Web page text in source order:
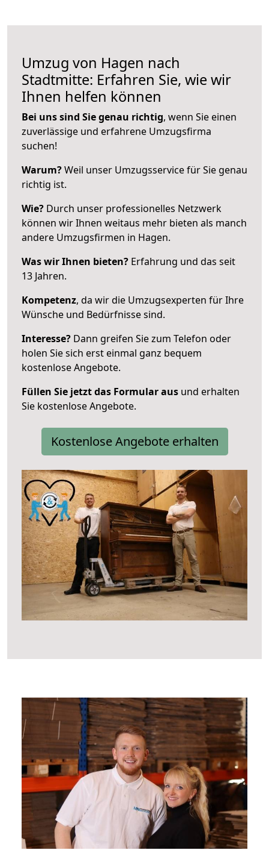
Umzug von Hagen nach
Stadtmitte: Erfahren Sie, wie wir
Ihnen helfen können
Bei uns sind Sie genau richtig, wenn Sie einen
zuverlässige und erfahrene Umzugsfirma
suchen!
Warum?Weil unser Umzugsservice für Sie genau
richtig ist.
Wie? Durch unser professionelles Netzwerk
können wir Ihnen weitaus mehr bieten als manch
andere Umzugsfirmen in Hagen.
Was wir Ihnen bieten? Erfahrung und das seit
13 Jahren.
Kompetenz, da wir die Umzugsexperten für Ihre
Wünsche und Bedürfnisse sind.
Interesse? Dann greifen Sie zum Telefon oder
holen Sie sich erst einmal ganz bequem
kostenlose Angebote.
Füllen Sie jetzt das Formular aus und erhalten
Sie kostenlose Angebote.
Kostenlose Angebote erhalten